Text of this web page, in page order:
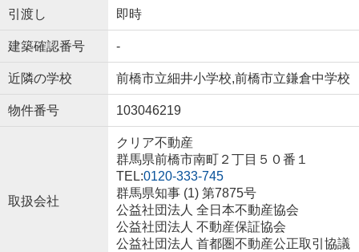
引渡し 即時
建築確認番号 -
近隣の学校 前橋市立細井小学校,前橋市立鎌倉中学校
物件番号 103046219
取扱会社
クリア不動産
群馬県前橋市南町２丁目５０番１
TEL:0120-333-745
群馬県知事 (1) 第7875号
公益社団法人 全日本不動産協会
公益社団法人 不動産保証協会
公益社団法人 首都圏不動産公正取引協議